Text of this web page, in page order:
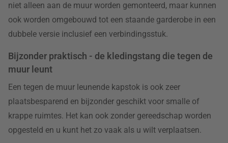
niet alleen aan de muur worden gemonteerd, maar kunnen
ook worden omgebouwd tot een staande garderobe in een
dubbele versie inclusief een verbindingsstuk.
Bijzonder praktisch - de kledingstang die tegen de
muur leunt
Een tegen de muur leunende kapstok is ook zeer
plaatsbesparend en bijzonder geschikt voor smalle of
krappe ruimtes. Het kan ook zonder gereedschap worden
opgesteld en u kunt het zo vaak als u wilt verplaatsen.